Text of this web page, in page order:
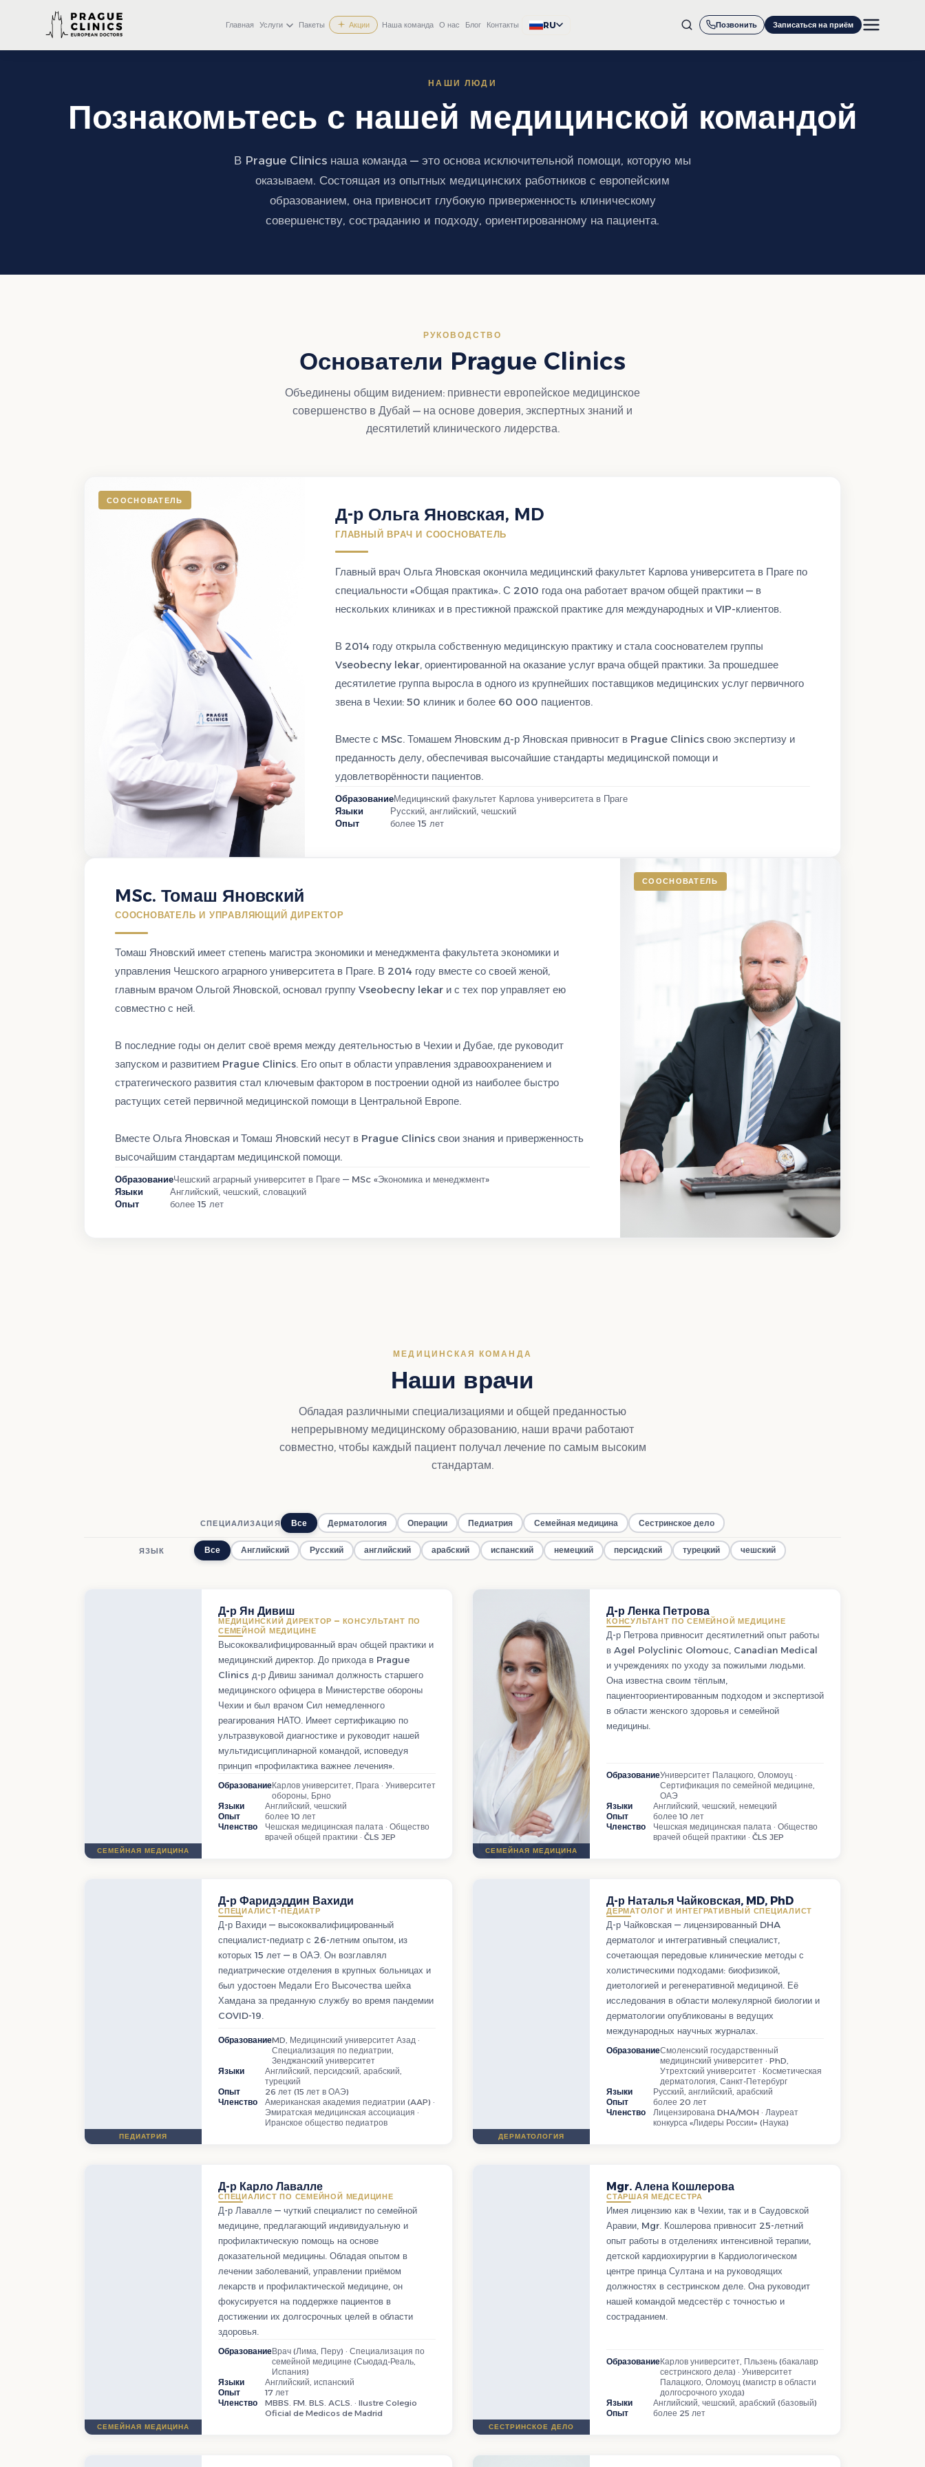
+971 4 558 0540
Главная
Услуги Пакеты Акции Наша команда О нас Блог Контакты RU Позвонить Записаться на приём
НАШИ ЛЮДИ
Познакомьтесь с нашей медицинской командой
В Prague Clinics наша команда — это основа исключительной помощи, которую мы
оказываем. Состоящая из опытных медицинских работников с европейским
образованием, она привносит глубокую приверженность клиническому
совершенству, состраданию и подходу, ориентированному на пациента.
РУКОВОДСТВО
Основатели Prague Clinics
Объединены общим видением: привнести европейское медицинское
совершенство в Дубай — на основе доверия, экспертных знаний и
десятилетий клинического лидерства.
СООСНОВАТЕЛЬ
Д-р Ольга Яновская, MD
ГЛАВНЫЙ ВРАЧ И СООСНОВАТЕЛЬ
Главный врач Ольга Яновская окончила медицинский факультет Карлова университета в Праге по
специальности «Общая практика». С 2010 года она работает врачом общей практики — в
нескольких клиниках и в престижной пражской практике для международных и VIP-клиентов.
В 2014 году открыла собственную медицинскую практику и стала сооснователем группы
Vseobecny lekar, ориентированной на оказание услуг врача общей практики. За прошедшее
десятилетие группа выросла в одного из крупнейших поставщиков медицинских услуг первичного
звена в Чехии: 50 клиник и более 60 000 пациентов.
Вместе с MSc. Томашем Яновским д-р Яновская привносит в Prague Clinics свою экспертизу и
преданность делу, обеспечивая высочайшие стандарты медицинской помощи и
удовлетворённости пациентов.
ОбразованиеМедицинский факультет Карлова университета в Праге
Языки
Русский, английский, чешский
Опыт
более 15 лет
СООСНОВАТЕЛЬ
MSc. Томаш Яновский
СООСНОВАТЕЛЬ И УПРАВЛЯЮЩИЙ ДИРЕКТОР
Томаш Яновский имеет степень магистра экономики и менеджмента факультета экономики и
управления Чешского аграрного университета в Праге. В 2014 году вместе со своей женой,
главным врачом Ольгой Яновской, основал группу Vseobecny lekar и с тех пор управляет ею
совместно с ней.
В последние годы он делит своё время между деятельностью в Чехии и Дубае, где руководит
запуском и развитием Prague Clinics. Его опыт в области управления здравоохранением и
стратегического развития стал ключевым фактором в построении одной из наиболее быстро
растущих сетей первичной медицинской помощи в Центральной Европе.
Вместе Ольга Яновская и Томаш Яновский несут в Prague Clinics свои знания и приверженность
высочайшим стандартам медицинской помощи.
ОбразованиеЧешский аграрный университет в Праге — MSc «Экономика и менеджмент»
Языки
Английский, чешский, словацкий
Опыт
более 15 лет
МЕДИЦИНСКАЯ КОМАНДА
Наши врачи
Обладая различными специализациями и общей преданностью
непрерывному медицинскому образованию, наши врачи работают
совместно, чтобы каждый пациент получал лечение по самым высоким
стандартам.
СПЕЦИАЛИЗАЦИЯ Все Дерматология Операции Педиатрия Семейная медицина Сестринское дело
ЯЗЫК Все Английский Русский английский арабский испанский немецкий персидский турецкий чешский
СЕМЕЙНАЯ МЕДИЦИНА
Д-р Ян Дивиш
МЕДИЦИНСКИЙ ДИРЕКТОР — КОНСУЛЬТАНТ ПО
СЕМЕЙНОЙ МЕДИЦИНЕ
Высококвалифицированный врач общей практики и
медицинский директор. До прихода в Prague
Clinics д-р Дивиш занимал должность старшего
медицинского офицера в Министерстве обороны
Чехии и был врачом Сил немедленного
реагирования НАТО. Имеет сертификацию по
ультразвуковой диагностике и руководит нашей
мультидисциплинарной командой, исповедуя
принцип «профилактика важнее лечения».
ОбразованиеКарлов университет, Прага · Университет
обороны, Брно
Языки
Английский, чешский
Опыт
более 10 лет
Членство
Чешская медицинская палата · Общество
врачей общей практики · ČLS JEP
СЕМЕЙНАЯ МЕДИЦИНА
Д-р Ленка Петрова
КОНСУЛЬТАНТ ПО СЕМЕЙНОЙ МЕДИЦИНЕ
Д-р Петрова привносит десятилетний опыт работы
в Agel Polyclinic Olomouc, Canadian Medical
и учреждениях по уходу за пожилыми людьми.
Она известна своим тёплым,
пациентоориентированным подходом и экспертизой
в области женского здоровья и семейной
медицины.
ОбразованиеУниверситет Палацкого, Оломоуц ·
Сертификация по семейной медицине,
ОАЭ
Языки
Английский, чешский, немецкий
Опыт
более 10 лет
Членство
Чешская медицинская палата · Общество
врачей общей практики · ČLS JEP
ПЕДИАТРИЯ
Д-р Фаридэддин Вахиди
СПЕЦИАЛИСТ-ПЕДИАТР
Д-р Вахиди — высококвалифицированный
специалист-педиатр с 26-летним опытом, из
которых 15 лет — в ОАЭ. Он возглавлял
педиатрические отделения в крупных больницах и
был удостоен Медали Его Высочества шейха
Хамдана за преданную службу во время пандемии
COVID-19.
ОбразованиеMD, Медицинский университет Азад ·
Специализация по педиатрии,
Зенджанский университет
Языки
Английский, персидский, арабский,
турецкий
Опыт
26 лет (15 лет в ОАЭ)
Членство
Американская академия педиатрии (AAP) ·
Эмиратская медицинская ассоциация ·
Иранское общество педиатров
ДЕРМАТОЛОГИЯ
Д-р Наталья Чайковская, MD, PhD
ДЕРМАТОЛОГ И ИНТЕГРАТИВНЫЙ СПЕЦИАЛИСТ
Д-р Чайковская — лицензированный DHA
дерматолог и интегративный специалист,
сочетающая передовые клинические методы с
холистическими подходами: биофизикой,
диетологией и регенеративной медициной. Её
исследования в области молекулярной биологии и
дерматологии опубликованы в ведущих
международных научных журналах.
ОбразованиеСмоленский государственный
медицинский университет · PhD,
Утрехтский университет · Косметическая
дерматология, Санкт-Петербург
Языки
Русский, английский, арабский
Опыт
более 20 лет
Членство
Лицензирована DHA/MOH · Лауреат
конкурса «Лидеры России» (Наука)
СЕМЕЙНАЯ МЕДИЦИНА
Д-р Карло Лавалле
СПЕЦИАЛИСТ ПО СЕМЕЙНОЙ МЕДИЦИНЕ
Д-р Лавалле — чуткий специалист по семейной
медицине, предлагающий индивидуальную и
профилактическую помощь на основе
доказательной медицины. Обладая опытом в
лечении заболеваний, управлении приёмом
лекарств и профилактической медицине, он
фокусируется на поддержке пациентов в
достижении их долгосрочных целей в области
здоровья.
ОбразованиеВрач (Лима, Перу) · Специализация по
семейной медицине (Сьюдад-Реаль,
Испания)
Языки
Английский, испанский
Опыт
17 лет
Членство
MBBS. FM. BLS. ACLS. · Ilustre Colegio
Oficial de Medicos de Madrid
СЕСТРИНСКОЕ ДЕЛО
Mgr. Алена Кошлерова
СТАРШАЯ МЕДСЕСТРА
Имея лицензию как в Чехии, так и в Саудовской
Аравии, Mgr. Кошлерова привносит 25-летний
опыт работы в отделениях интенсивной терапии,
детской кардиохирургии в Кардиологическом
центре принца Султана и на руководящих
должностях в сестринском деле. Она руководит
нашей командой медсестёр с точностью и
состраданием.
ОбразованиеКарлов университет, Пльзень (бакалавр
сестринского дела) · Университет
Палацкого, Оломоуц (магистр в области
долгосрочного ухода)
Языки
Английский, чешский, арабский (базовый)
Опыт
более 25 лет